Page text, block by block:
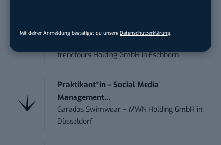
Mit deiner Anmeldung bestätigst du unsere Datenschutzerklärung
Anforderungs- und Projektmanager
trendtours Holding GmbHinEschborn
Praktikant*in – Social Media
Management...
Garados Swimwear – MWN Holding GmbH in
Düsseldorf